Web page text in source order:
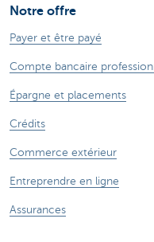
Notre offre
Payer et être payé
Compte bancaire
Épargne et placements
Crédits
Commerce extérieur
Entreprendre en ligne
Assurances